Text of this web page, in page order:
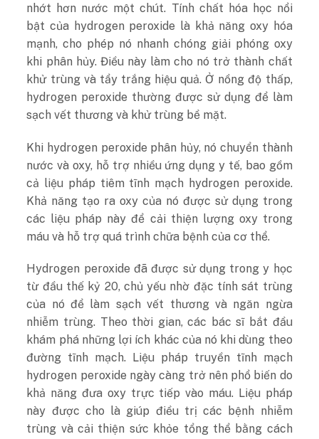
nhớt hơn nước một chút. Tính chất hóa học nổi
bật của hydrogen peroxide là khả năng oxy hóa
mạnh, cho phép nó nhanh chóng giải phóng oxy
khi phân hủy. Điều này làm cho nó trở thành chất
khử trùng và tẩy trắng hiệu quả. Ở nồng độ thấp,
hydrogen peroxide thường được sử dụng để làm
sạch vết thương và khử trùng bề mặt.
Khi hydrogen peroxide phân hủy, nó chuyển thành
nước và oxy, hỗ trợ nhiều ứng dụng y tế, bao gồm
cả liệu pháp tiêm tĩnh mạch hydrogen peroxide.
Khả năng tạo ra oxy của nó được sử dụng trong
các liệu pháp này để cải thiện lượng oxy trong
máu và hỗ trợ quá trình chữa bệnh của cơ thể.
Hydrogen peroxide đã được sử dụng trong y học
từ đầu thế kỷ 20, chủ yếu nhờ đặc tính sát trùng
của nó để làm sạch vết thương và ngăn ngừa
nhiễm trùng. Theo thời gian, các bác sĩ bắt đầu
khám phá những lợi ích khác của nó khi dùng theo
đường tĩnh mạch. Liệu pháp truyền tĩnh mạch
hydrogen peroxide ngày càng trở nên phổ biến do
khả năng đưa oxy trực tiếp vào máu. Liệu pháp
này được cho là giúp điều trị các bệnh nhiễm
trùng và cải thiện sức khỏe tổng thể bằng cách